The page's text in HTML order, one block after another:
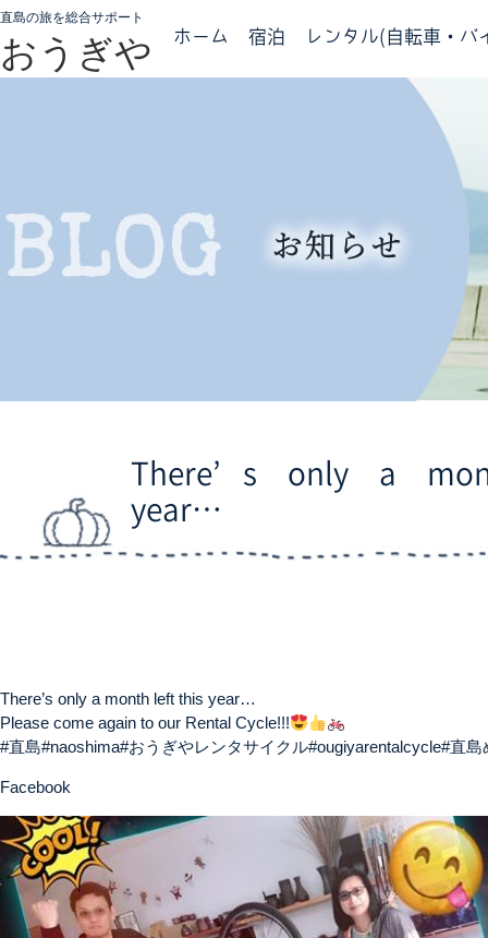
直島の旅を総合サポート
おうぎや ホーム 宿泊 レンタル(自転車・バ
There’s only a
year…
There’s only a month left this year…
Please come again to our Rental Cycle!!!
#直島#naoshima#おうぎやレンタサイクル#ougiyarentalcycle#直島
Facebook